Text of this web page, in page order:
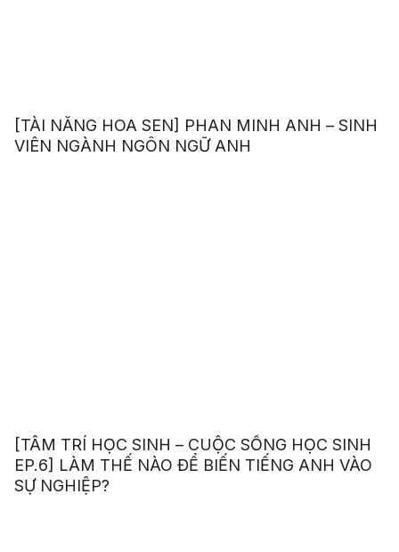
[TÀI NĂNG HOA SEN] PHAN MINH ANH – SINH
VIÊN NGÀNH NGÔN NGỮ ANH
[TÂM TRÍ HỌC SINH – CUỘC SỐNG HỌC SINH
EP.6] LÀM THẾ NÀO ĐỂ BIẾN TIẾNG ANH VÀO
SỰ NGHIỆP?